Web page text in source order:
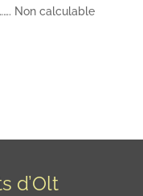
Non calculable
d’Olt